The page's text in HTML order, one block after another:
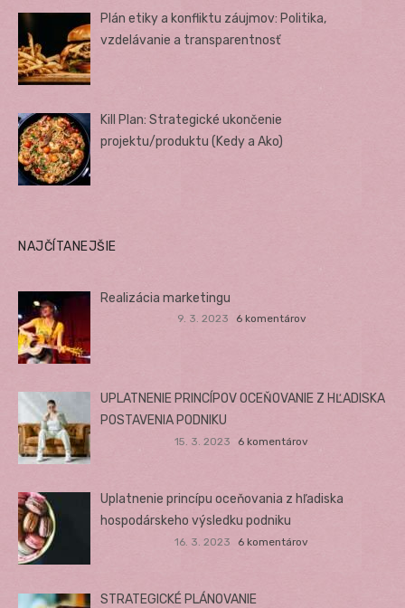
Plán etiky a konfliktu záujmov: Politika,
vzdelávanie a transparentnosť
Kill Plan: Strategické ukončenie
projektu/produktu (Kedy a Ako)
NAJČÍTANEJŠIE
Realizácia marketingu
9. 3. 2023 6 komentárov
UPLATNENIE PRINCÍPOV OCEŇOVANIE Z HĽADISKA
POSTAVENIA PODNIKU
15. 3. 2023 6 komentárov
Uplatnenie princípu oceňovania z hľadiska
hospodárskeho výsledku podniku
16. 3. 2023 6 komentárov
STRATEGICKÉ PLÁNOVANIE